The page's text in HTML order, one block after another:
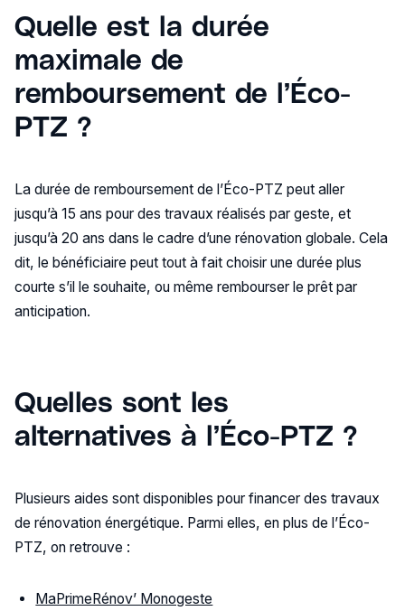
Quelle est la durée
maximale de
remboursement de l’Éco-
PTZ ?
La durée de remboursement de l’Éco-PTZ peut aller
jusqu’à 15 ans pour des travaux réalisés par geste, et
jusqu’à 20 ans dans le cadre d’une rénovation globale. Cela
dit, le bénéficiaire peut tout à fait choisir une durée plus
courte s’il le souhaite, ou même rembourser le prêt par
anticipation.
Quelles sont les
alternatives à l’Éco-PTZ ?
Plusieurs aides sont disponibles pour financer des travaux
de rénovation énergétique. Parmi elles, en plus de l’Éco-
PTZ, on retrouve :
MaPrimeRénov’ Monogeste